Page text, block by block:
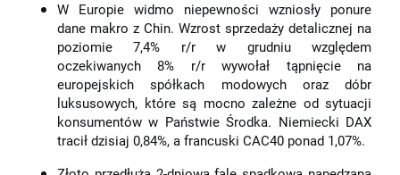
W Europie widmo niepewności wzniosły ponure
dane makro z Chin. Wzrost sprzedaży detalicznej na
poziomie 7,4% r/r w grudniu względem
oczekiwanych 8% r/r wywołał tąpnięcie na
europejskich spółkach modowych oraz dóbr
luksusowych, które są mocno zależne od sytuacji
konsumentów w Państwie Środka. Niemiecki DAX
tracił dzisiaj 0,84%, a francuski CAC40 ponad 1,07%.